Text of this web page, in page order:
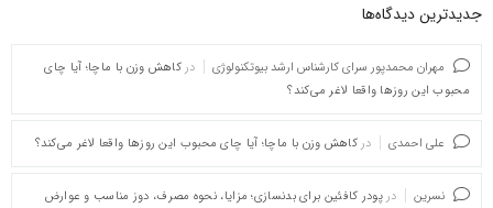
جدیدترین دیدگاه‌‌ها
مهران محمدپور سرای کارشناس ارشد بیوتکنولوژی در کاهش وزن با ماچا؛ آیا چای
محبوب این روزها واقعا لاغر می‌کند؟
علی احمدی در کاهش وزن با ماچا؛ آیا چای محبوب این روزها واقعا لاغر می‌کند؟
نسرین در پودر کافئین برای بدنسازی؛ مزایا، نحوه مصرف، دوز مناسب و عوارض